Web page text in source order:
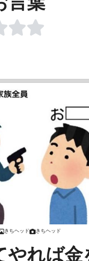
きちヘッド きちヘッド
やれば金